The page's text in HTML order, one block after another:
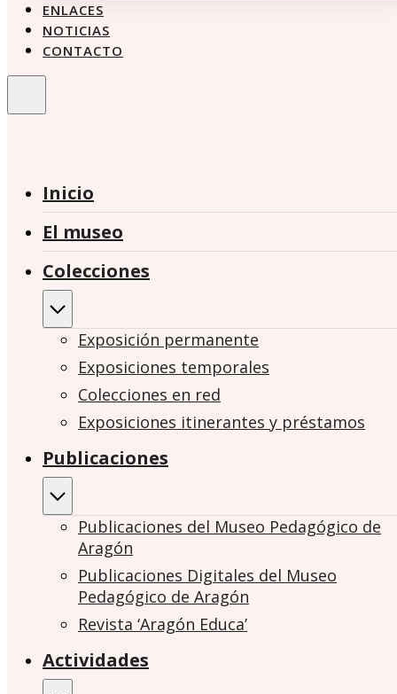
ENLACES
NOTICIAS
CONTACTO
Inicio
El museo
Colecciones
Exposición permanente
Exposiciones temporales
Colecciones en red
Exposiciones itinerantes y préstamos
Publicaciones
Publicaciones del Museo Pedagógico de
Aragón
Publicaciones Digitales del Museo
Pedagógico de Aragón
Revista ‘Aragón Educa’
Actividades